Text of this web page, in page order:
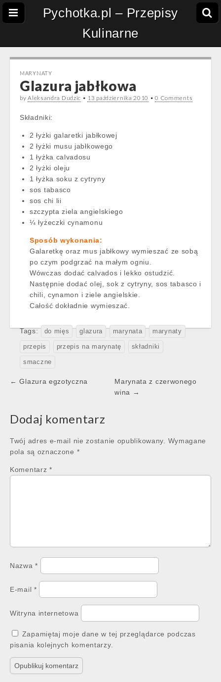
Pychotka.pl – Przepisy
Kulinarne
MARYNATY
Glazura jabłkowa
byAleksandra Dudzic • 13 października 2010 •0 Comments
Składniki:
2 łyżki galaretki jabłkowej
2 łyżki musu jabłkowego
1 łyżka calvadosu
2 łyżki oleju
1 łyżka soku z cytryny
sos tabasco
sos chi lii
szczypta ziela angielskiego
¼ łyżeczki cynamonu
Sposób wykonania:
Galaretkę oraz mus jabłkowy wymieszać ze sobą
po czym podgrzać na małym ogniu.
Wówczas dodać calvados i lekko ostudzić.
Następnie dodać olej, sok z cytryny, sos tabasco i
chili, cynamon i ziele angielskie.
Całość dokładnie wymieszać.
Tags: do mięs glazura marynata marynaty
przepis przepis na marynatę składniki
smaczne
Post
← Glazura egzotyczna
Marynata z czerwonego
wina →
Dodaj komentarz
Twój adres e-mail nie zostanie opublikowany.
Wymagane
pola są oznaczone *
Komentarz *
Nazwa*
E-mail *
Witryna internetowa
Zapamiętaj moje dane w tej przeglądarce podczas
pisania kolejnych komentarzy.